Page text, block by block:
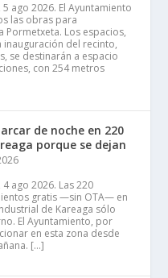
ago 2026. El Ayuntamiento
las obras para
Pormetxeta. Los espacios,
inauguración del recinto,
se destinarán a espacio
con 254 metros
de noche en 220
porque se dejan
ago 2026. Las 220
gratis —sin OTA— en
de Kareaga sólo
El Ayuntamiento, por
en esta zona desde
[…]